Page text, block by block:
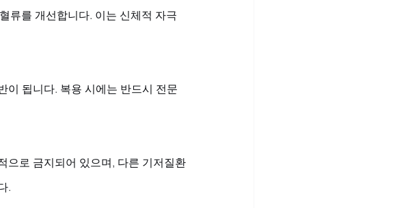
류를 개선합니다. 이는 신체적 자극
이 됩니다. 복용 시에는 반드시 전문
으로 금지되어 있으며, 다른 기저질환
.